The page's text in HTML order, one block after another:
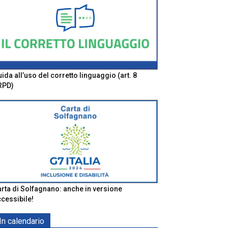
all’uso del corretto linguaggio (art. 8
di Solfagnano: anche in versione
In calendario